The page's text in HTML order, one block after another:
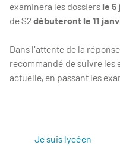
examinera les dossiers le 5
de S2 débuteront le 11
Dans l'attente de la
recommandé de suivre les
actuelle, en passant les
Je suis lycéen